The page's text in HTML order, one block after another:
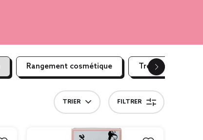
Rangement cosmétique Trousse de
TRIER FILTRER